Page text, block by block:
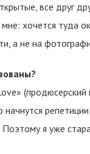
все друг
хочется туда
а не на
(продюсерский
репетиции
я уже